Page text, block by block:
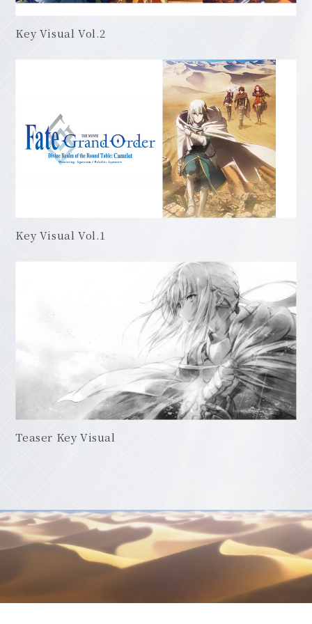
Key Visual Vol.2
Key Visual Vol.1
Teaser Key Visual